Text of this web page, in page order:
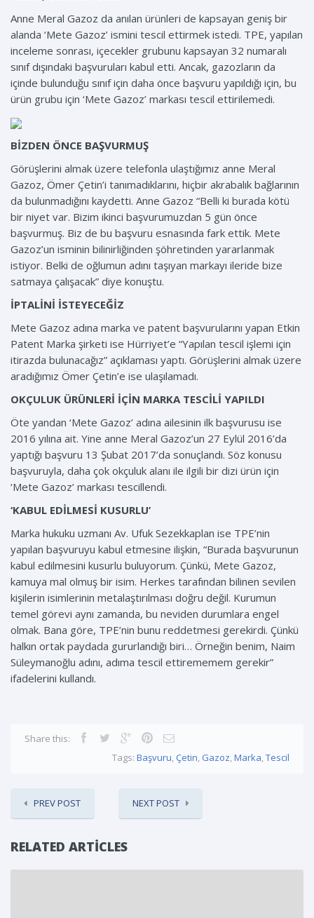
Anne Meral Gazoz da anılan ürünleri de kapsayan geniş bir
alanda ‘Mete Gazoz’ ismini tescil ettirmek istedi. TPE, yapılan
inceleme sonrası, içecekler grubunu kapsayan 32 numaralı
sınıf dışındaki başvuruları kabul etti. Ancak, gazozların da
içinde bulunduğu sınıf için daha önce başvuru yapıldığı için, bu
ürün grubu için ‘Mete Gazoz’ markası tescil ettirilemedi.
BİZDEN ÖNCE BAŞVURMUŞ
Görüşlerini almak üzere telefonla ulaştığımız anne Meral
Gazoz, Ömer Çetin’i tanımadıklarını, hiçbir akrabalık bağlarının
da bulunmadığını kaydetti. Anne Gazoz “Belli ki burada kötü
bir niyet var. Bizim ikinci başvurumuzdan 5 gün önce
başvurmuş. Biz de bu başvuru esnasında fark ettik. Mete
Gazoz’un isminin bilinirliğinden şöhretinden yararlanmak
istiyor. Belki de oğlumun adını taşıyan markayı ileride bize
satmaya çalışacak” diye konuştu.
İPTALİNİ İSTEYECEĞİZ
Mete Gazoz adına marka ve patent başvurularını yapan Etkin
Patent Marka şirketi ise Hürriyet’e “Yapılan tescil işlemi için
itirazda bulunacağız” açıklaması yaptı. Görüşlerini almak üzere
aradığımız Ömer Çetin’e ise ulaşılamadı.
OKÇULUK ÜRÜNLERİ İÇİN MARKA TESCİLİ YAPILDI
Öte yandan ‘Mete Gazoz’ adına ailesinin ilk başvurusu ise
2016 yılına ait. Yine anne Meral Gazoz’un 27 Eylül 2016’da
yaptığı başvuru 13 Şubat 2017’da sonuçlandı. Söz konusu
başvuruyla, daha çok okçuluk alanı ile ilgili bir dizi ürün için
‘Mete Gazoz’ markası tescillendi.
‘KABUL EDİLMESİ KUSURLU’
Marka hukuku uzmanı Av. Ufuk Sezekkaplan ise TPE’nin
yapılan başvuruyu kabul etmesine ilişkin, “Burada başvurunun
kabul edilmesini kusurlu buluyorum. Çünkü, Mete Gazoz,
kamuya mal olmuş bir isim. Herkes tarafından bilinen sevilen
kişilerin isimlerinin metalaştırılması doğru değil. Kurumun
temel görevi aynı zamanda, bu neviden durumlara engel
olmak. Bana göre, TPE’nin bunu reddetmesi gerekirdi. Çünkü
halkın ortak paydada gururlandığı biri… Örneğin benim, Naim
Süleymanoğlu adını, adıma tescil ettirememem gerekir”
ifadelerini kullandı.
Share this:
Tags: Başvuru, Çetin, Gazoz,Marka,Tescil
PREV POST NEXT POST
RELATED ARTICLES